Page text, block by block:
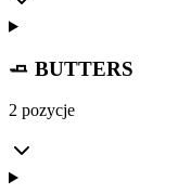
🧈 BUTTERS
2 pozycje